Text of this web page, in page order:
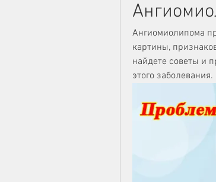
Ангиомиолипома
картины,
найдете советы и
этого заболевания.